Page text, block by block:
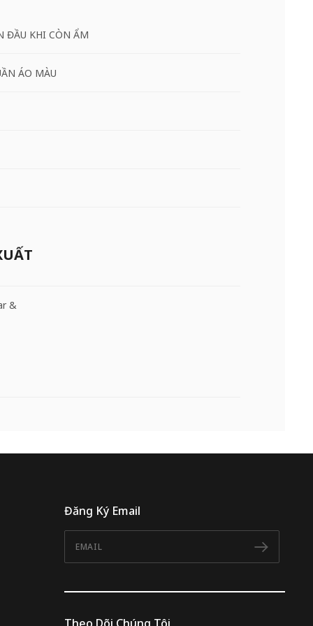
ĐẦU KHI CÒN ẨM
ÁO MÀU
&
Đăng Ký Email
Đăng